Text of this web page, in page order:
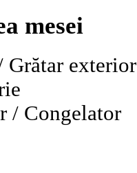
mesei
Grătar exterior
/ Congelator